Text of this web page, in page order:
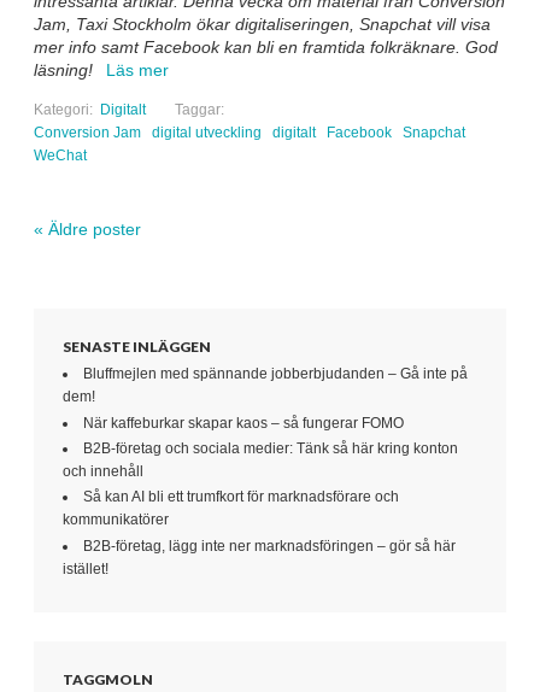
Jam, Taxi Stockholm ökar digitaliseringen, Snapchat vill visa
mer info samt Facebook kan bli en framtida folkräknare. God
läsning!
Läs mer
Kategori: Digitalt
Taggar:
Conversion Jam
digital utveckling digitalt Facebook
Snapchat
WeChat
« Äldre poster
SENASTE INLÄGGEN
Bluffmejlen med spännande jobberbjudanden – Gå inte på
dem!
När kaffeburkar skapar kaos – så fungerar FOMO
B2B-företag och sociala medier: Tänk så här kring konton
och innehåll
Så kan AI bli ett trumfkort för marknadsförare och
kommunikatörer
B2B-företag, lägg inte ner marknadsföringen – gör så här
istället!
TAGGMOLN